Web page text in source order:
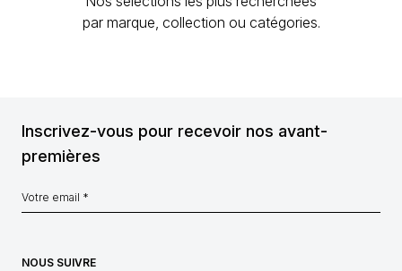
par marque, collection ou catégories.
Inscrivez-vous pour recevoir nos avant-
premières
NOUS SUIVRE